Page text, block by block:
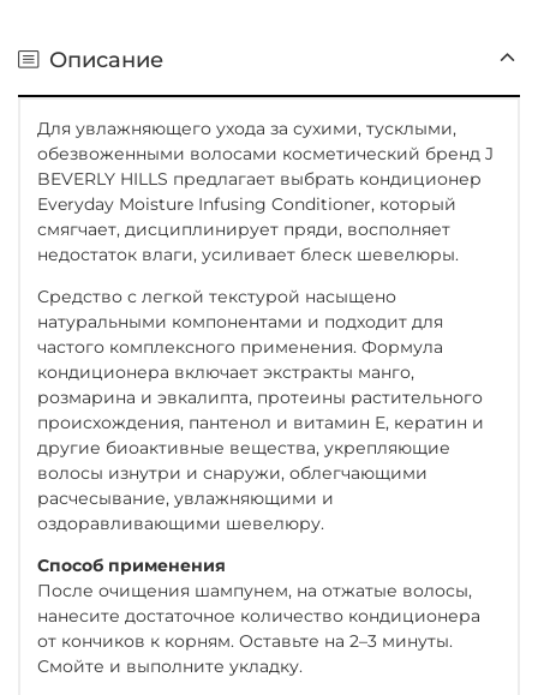
Описание
Для увлажняющего ухода за сухими, тусклыми,
обезвоженными волосами косметический бренд J
BEVERLY HILLS предлагает выбрать кондиционер
Everyday Moisture Infusing Conditioner, который
смягчает, дисциплинирует пряди, восполняет
недостаток влаги, усиливает блеск шевелюры.
Средство с легкой текстурой насыщено
натуральными компонентами и подходит для
частого комплексного применения. Формула
кондиционера включает экстракты манго,
розмарина и эвкалипта, протеины растительного
происхождения, пантенол и витамин E, кератин и
другие биоактивные вещества, укрепляющие
волосы изнутри и снаружи, облегчающими
расчесывание, увлажняющими и
оздоравливающими шевелюру.
Способ применения
После очищения шампунем, на отжатые волосы,
нанесите достаточное количество кондиционера
от кончиков к корням. Оставьте на 2–3 минуты.
Смойте и выполните укладку.